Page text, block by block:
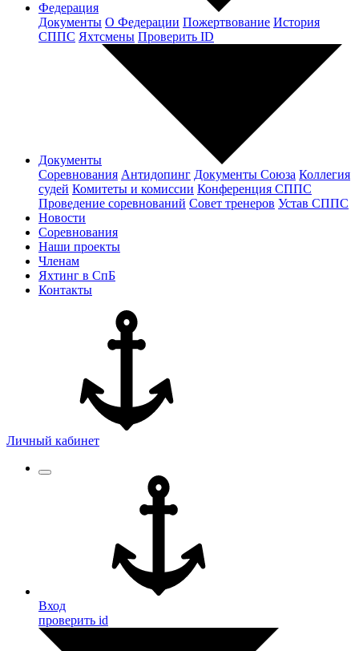
Федерация
Документы О Федерации Пожертвование История
СППС Яхтсмены Проверить ID
Документы
Соревнования Антидопинг Документы Cоюза Коллегия
судей Комитеты и комиссии Конференция СППС
Проведение соревнований Совет тренеров Устав СППС
Новости
Соревнования
Наши проекты
Членам
Яхтинг в СпБ
Контакты
Личный кабинет
Вход
проверить id